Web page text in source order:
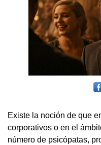
Existe la noción de que
corporativos o en el
número de psicópatas,